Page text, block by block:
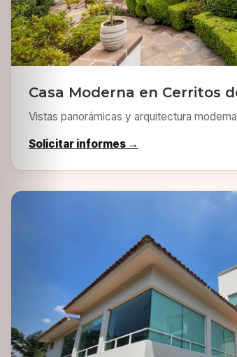
Inicio
Casting
Bershka
Casting
SHEIN
Casting
HolliKids
Casa Moderna en Cerritos
Vistas panorámicas y arquitectura
Solicitar informes →